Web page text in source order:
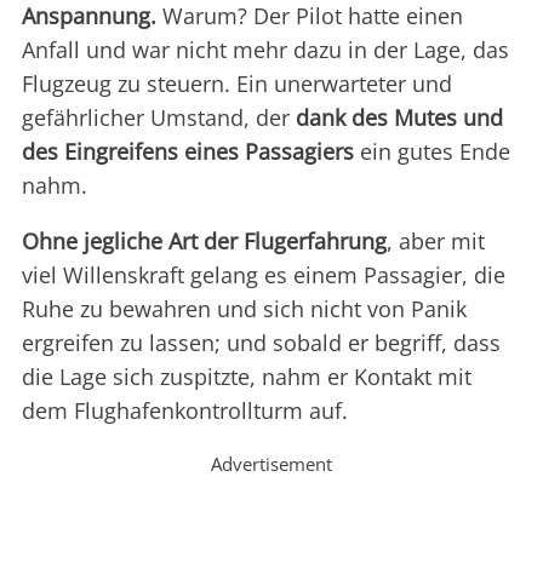
Anspannung. Warum? Der Pilot hatte einen
Anfall und war nicht mehr dazu in der Lage, das
Flugzeug zu steuern. Ein unerwarteter und
gefährlicher Umstand, der dank des Mutes und
des Eingreifens eines Passagiers ein gutes Ende
nahm.
Ohne jegliche Art der Flugerfahrung, aber mit
viel Willenskraft gelang es einem Passagier, die
Ruhe zu bewahren und sich nicht von Panik
ergreifen zu lassen; und sobald er begriff, dass
die Lage sich zuspitzte, nahm er Kontakt mit
dem Flughafenkontrollturm auf.
Advertisement